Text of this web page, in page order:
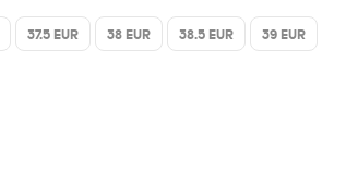
37.5 EUR 38 EUR 38.5 EUR
39 EUR